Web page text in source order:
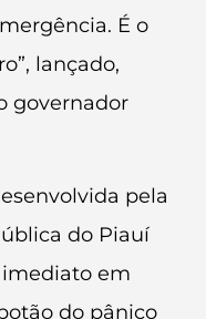
É o
lançado,
governador
pela
do Piauí
imediato em
do pânico